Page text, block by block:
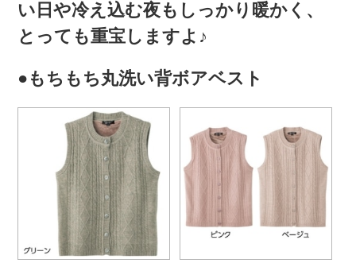
い日や冷え込む夜もしっかり暖かく、
とっても重宝しますよ♪
●もちもち丸洗い背ボアベスト